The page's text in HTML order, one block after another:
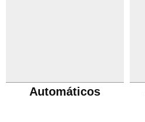
Automáticos